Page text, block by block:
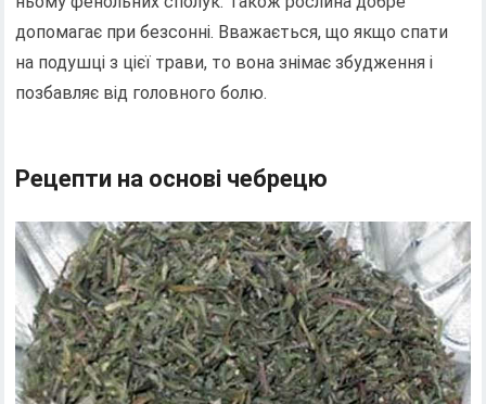
допомагає при безсонні. Вважається, що якщо спати
на подушці з цієї трави, то вона знімає збудження і
позбавляє від головного болю.
Рецепти на основі чебрецю